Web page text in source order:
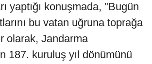
yaptığı konuşmada, "Bugün
bu vatan uğruna toprağa
olarak, Jandarma
187. kuruluş yıl dönümünü